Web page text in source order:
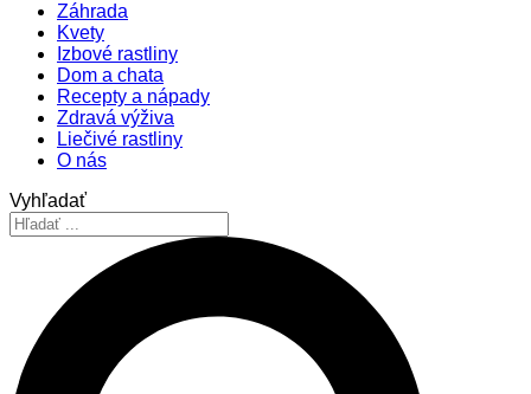
Záhrada
Kvety
Izbové rastliny
Dom a chata
Recepty a nápady
Zdravá výživa
Liečivé rastliny
O nás
Vyhľadať